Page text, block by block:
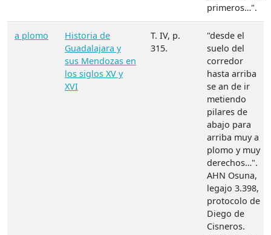
primeros…".
a plomo
Historia de
Guadalajara y
sus Mendozas en
los siglos XV y
XVI
T. IV, p.
315.
"desde el
suelo del
corredor
hasta arriba
se an de ir
metiendo
pilares de
abajo para
arriba muy a
plomo y muy
derechos…".
AHN Osuna,
legajo 3.398,
protocolo de
Diego de
Cisneros.